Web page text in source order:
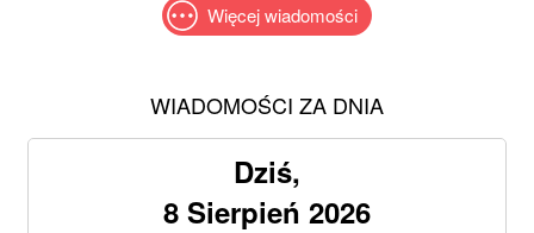
Więcej wiadomości
WIADOMOŚCI ZA DNIA
Dziś,
8 Sierpień 2026